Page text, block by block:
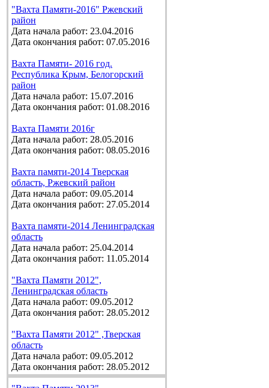
"Вахта Памяти-2016" Ржевский
район
Дата начала работ: 23.04.2016
Дата окончания работ: 07.05.2016
Вахта Памяти- 2016 год.
Республика Крым, Белогорский
район
Дата начала работ: 15.07.2016
Дата окончания работ: 01.08.2016
Вахта Памяти 2016г
Дата начала работ: 28.05.2016
Дата окончания работ: 08.05.2016
Вахта памяти-2014 Тверская
область, Ржевский район
Дата начала работ: 09.05.2014
Дата окончания работ: 27.05.2014
Вахта памяти-2014 Ленинградская
область
Дата начала работ: 25.04.2014
Дата окончания работ: 11.05.2014
"Вахта Памяти 2012",
Ленинградская область
Дата начала работ: 09.05.2012
Дата окончания работ: 28.05.2012
"Вахта Памяти 2012" ,Тверская
область
Дата начала работ: 09.05.2012
Дата окончания работ: 28.05.2012